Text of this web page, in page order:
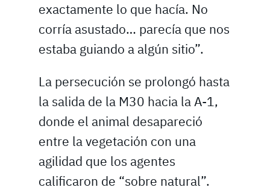
exactamente lo que hacía. No
corría asustado… parecía que nos
estaba guiando a algún sitio”.
La persecución se prolongó hasta
la salida de la M30 hacia la A-1,
donde el animal desapareció
entre la vegetación con una
agilidad que los agentes
calificaron de “sobre natural”.